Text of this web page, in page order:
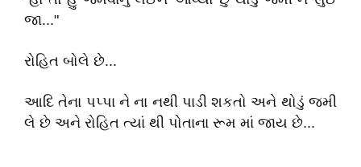
જા..."
રોહિત બોલે છે...
આદિ તેના પપ્પા ને ના નથી પાડી શકતો અને થોડું જમી
લે છે અને રોહિત ત્યાં થી પોતાના રૂમ માં જાય છે...